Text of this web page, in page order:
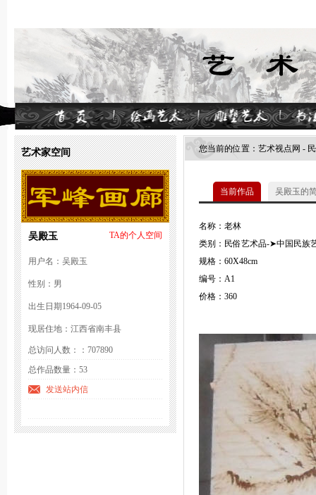
艺术家空间
吴殿玉 TA的个人空间
用户名：吴殿玉
性别：男
出生日期1964-09-05
现居住地：江西省南丰县
总访问人数：：707890
总作品数量：53
发送站内信
您当前的位置： 艺术视点网 -
当前作品 吴殿玉的
名称：老林
类别：民俗艺术品-➤中国民族
规格：60X48cm
编号：A1
价格：360